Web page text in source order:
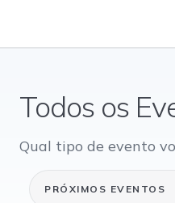
Todos os
Qual tipo de evento
PRÓXIMOS EVENTOS